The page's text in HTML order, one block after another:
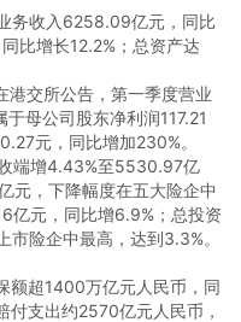
务收入6258.09亿元，同比
比增长12.2%；总资产达
交所公告，第一季度营业
母公司股东净利润117.21
元，同比增加230%。
端增4.43%至5530.97亿
元，下降幅度在五大险企中
亿元，同比增6.9%；总投资
险企中最高，达到3.3%。
额超1400万亿元人民币，同
付支出约2570亿元人民币，